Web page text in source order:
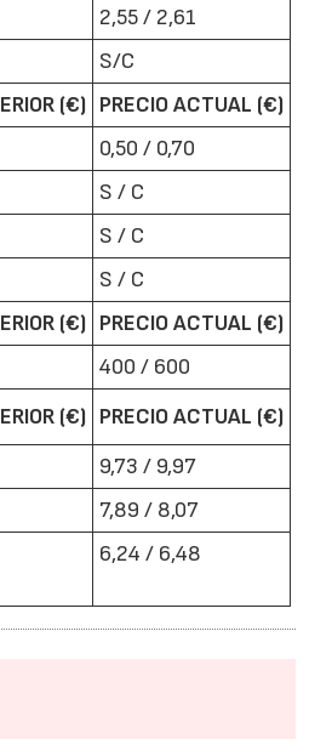
2,55 / 2,61
S/C
(€) PRECIO ACTUAL (€)
0,50 / 0,70
S / C
S / C
S / C
(€) PRECIO ACTUAL (€)
400 / 600
(€) PRECIO ACTUAL (€)
9,73 / 9,97
7,89 / 8,07
6,24 / 6,48